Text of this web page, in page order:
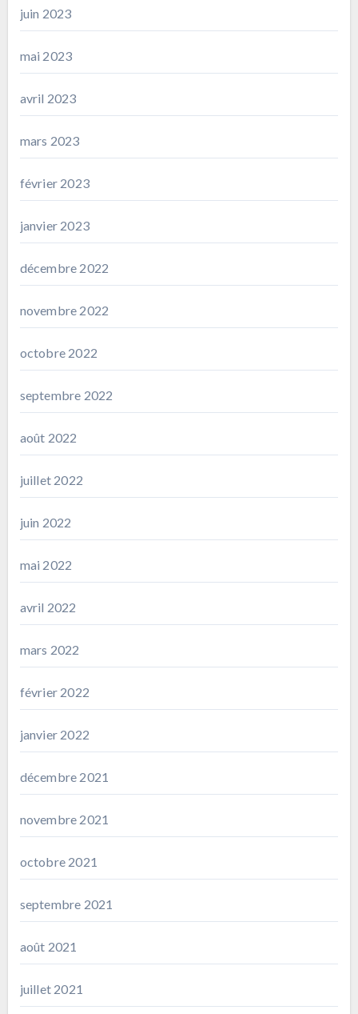
juin 2023
mai 2023
avril 2023
mars 2023
février 2023
janvier 2023
décembre 2022
novembre 2022
octobre 2022
septembre 2022
août 2022
juillet 2022
juin 2022
mai 2022
avril 2022
mars 2022
février 2022
janvier 2022
décembre 2021
novembre 2021
octobre 2021
septembre 2021
août 2021
juillet 2021